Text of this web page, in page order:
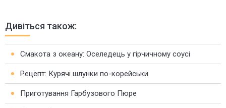
Дивіться також:
Смакота з океану: Оселедець у гірчичному соусі
Рецепт: Курячі шлунки по-корейськи
Приготування Гарбузового Пюре